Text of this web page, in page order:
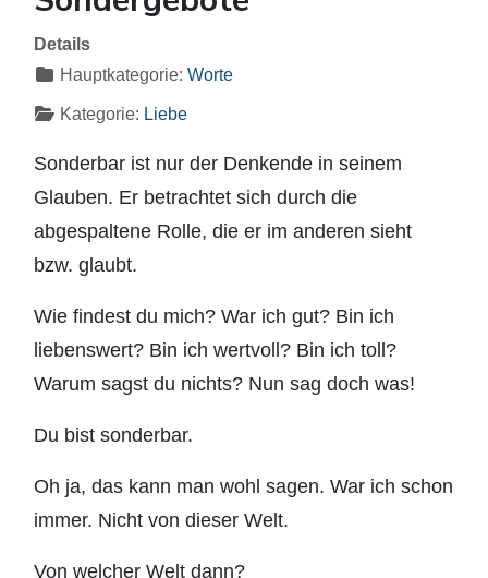
Details
Hauptkategorie: Worte
Kategorie: Liebe
Sonderbar ist nur der Denkende in seinem
Glauben. Er betrachtet sich durch die
abgespaltene Rolle, die er im anderen sieht
bzw. glaubt.
Wie findest du mich? War ich gut? Bin ich
liebenswert? Bin ich wertvoll? Bin ich toll?
Warum sagst du nichts? Nun sag doch was!
Du bist sonderbar.
Oh ja, das kann man wohl sagen. War ich schon
immer. Nicht von dieser Welt.
Von welcher Welt dann?